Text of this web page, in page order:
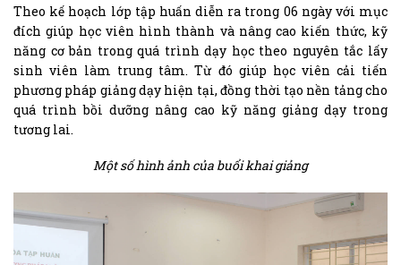
Theo kế hoạch lớp tập huấn diễn ra trong 06 ngày với mục
đích giúp học viên hình thành và nâng cao kiến thức, kỹ
năng cơ bản trong quá trình dạy học theo nguyên tắc lấy
sinh viên làm trung tâm. Từ đó giúp học viên cải tiến
phương pháp giảng dạy hiện tại, đồng thời tạo nền tảng cho
quá trình bồi dưỡng nâng cao kỹ năng giảng dạy trong
tương lai.
Một số hình ảnh của buổi khai giảng